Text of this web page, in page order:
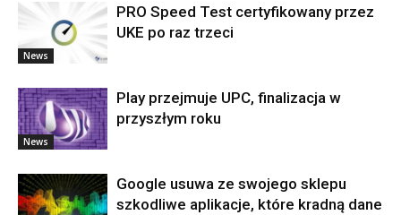
News
PRO Speed Test certyfikowany przez
UKE po raz trzeci
News
Play przejmuje UPC, finalizacja w
przyszłym roku
Google usuwa ze swojego sklepu
szkodliwe aplikacje, które kradną dane